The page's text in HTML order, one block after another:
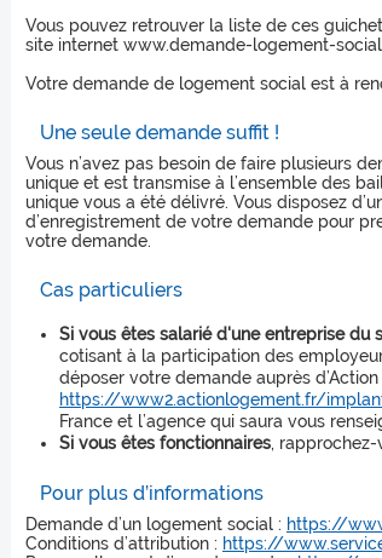
Vous pouvez retrouver la liste de ces
site internet www.demande-logement-
Votre demande de logement social est à
Une seule demande suffit !
Vous n’avez pas besoin de faire plusieurs
unique et est transmise à l’ensemble des
unique vous a été délivré. Vous disposez
d’enregistrement de votre demande pour
votre demande.
Cas particuliers
Si vous êtes salarié d'une entreprise du
cotisant à la participation des
déposer votre demande auprès
https://www2.actionlogement.fr/
France et l’agence qui saura vous
Si vous êtes fonctionnaires,
Pour plus d’informations
Demande d’un logement social : https://
Conditions d’attribution : https://